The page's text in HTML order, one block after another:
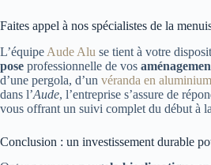
Faites appel à nos spécialistes de la
L’équipe Aude Alu se tient à votre
pose professionnelle de vos
d’une pergola, d’un véranda en aluminium
dans l’Aude, l’entreprise s’assure de
vous offrant un suivi complet du début à
Conclusion : un investissement durable